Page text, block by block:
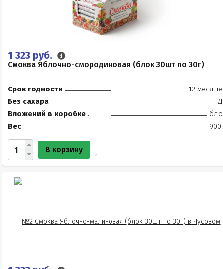
1 323 руб.
Смоква Яблочно-смородиновая (блок 30шт по 30г)
Срок годности
12
Без сахара
Вложений в коробке
Вес
900
В корзину